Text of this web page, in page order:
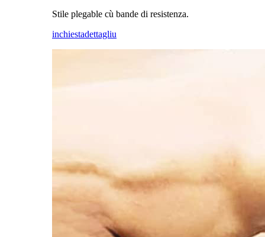
Stile plegable cù bande di resistenza.
inchiestadettagliu